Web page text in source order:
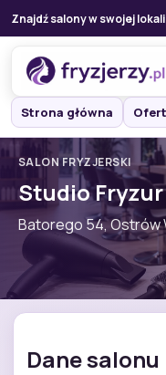
Znajdź salony w swojej
Strona główna
SALON FRYZJERSKI
Studio
Batorego 54, Ostrów
Dane salonu